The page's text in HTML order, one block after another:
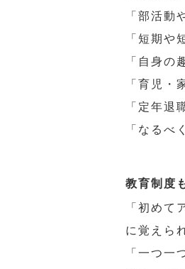
「部活動
「短期や
「自身の
「育児・
「定年退
「なるべ
教育制度
「初めて
に覚えら
「一つ一